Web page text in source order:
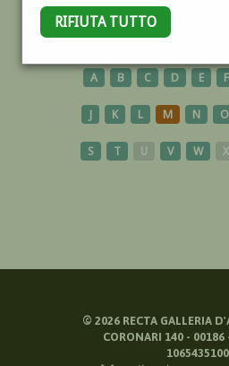
RIFIUTA TUTTO
ARAGONESE
A B C D E F
J K L M N O
S T U V W X
© 2026RECTA GALLERIA
CORONARI 140 - 00186